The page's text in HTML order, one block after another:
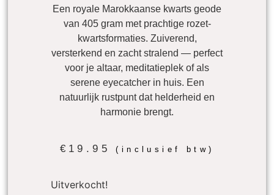
Een royale Marokkaanse kwarts geode
van 405 gram met prachtige rozet-
kwartsformaties. Zuiverend,
versterkend en zacht stralend — perfect
voor je altaar, meditatieplek of als
serene eyecatcher in huis. Een
natuurlijk rustpunt dat helderheid en
harmonie brengt.
€ 19.95 (inclusief btw)
Uitverkocht!